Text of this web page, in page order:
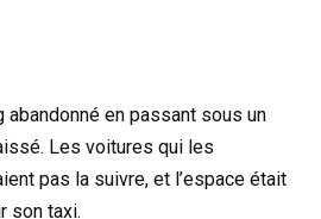
abandonné en passant sous un
Les voitures qui les
pas la suivre, et l’espace était
son taxi.